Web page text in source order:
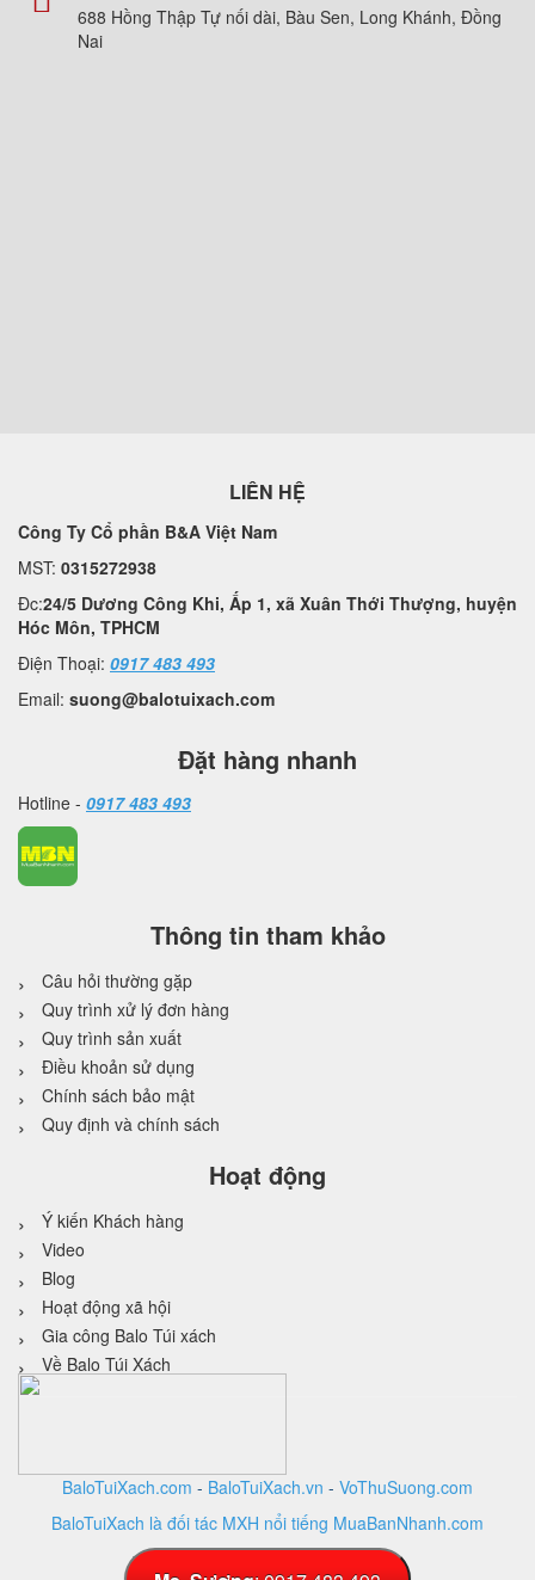
688 Hồng Thập Tự nối dài, Bàu Sen, Long Khánh, Đồng
Nai
LIÊN HỆ
Công Ty Cổ phần B&A Việt Nam
MST: 0315272938
Đc:24/5 Dương Công Khi, Ấp 1, xã Xuân Thới Thượng, huyện
Hóc Môn, TPHCM
Điện Thoại: 0917 483 493
Email: suong@balotuixach.com
Đặt hàng nhanh
Hotline - 0917 483 493
Thông tin tham khảo
Câu hỏi thường gặp
Quy trình xử lý đơn hàng
Quy trình sản xuất
Điều khoản sử dụng
Chính sách bảo mật
Quy định và chính sách
Hoạt động
Ý kiến Khách hàng
Video
Blog
Hoạt động xã hội
Gia công Balo Túi xách
Về Balo Túi Xách
BaloTuiXach.com - BaloTuiXach.vn - VoThuSuong.com
BaloTuiXach là đối tác MXH nổi tiếng MuaBanNhanh.com
Thiết kế website
DESIGN